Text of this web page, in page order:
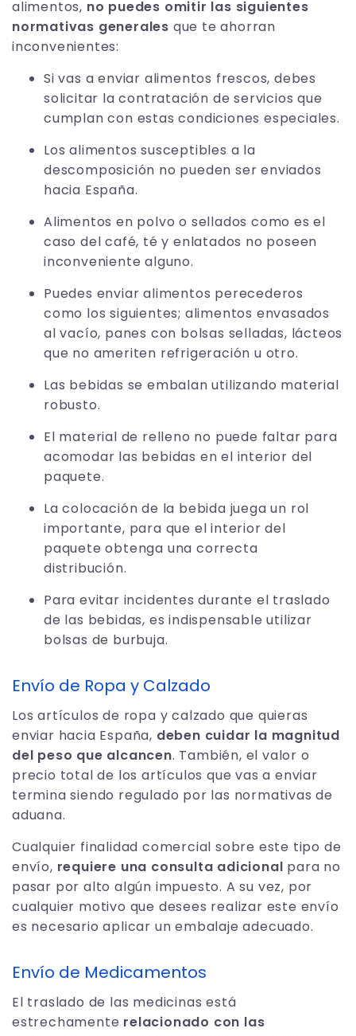
alimentos, no puedes omitir las siguientes
normativas generales que te ahorran
inconvenientes:
Si vas a enviar alimentos frescos, debes
solicitar la contratación de servicios que
cumplan con estas condiciones especiales.
Los alimentos susceptibles a la
descomposición no pueden ser enviados
hacia España.
Alimentos en polvo o sellados como es el
caso del café, té y enlatados no poseen
inconveniente alguno.
Puedes enviar alimentos perecederos
como los siguientes; alimentos envasados
al vacío, panes con bolsas selladas, lácteos
que no ameriten refrigeración u otro.
Las bebidas se embalan utilizando material
robusto.
El material de relleno no puede faltar para
acomodar las bebidas en el interior del
paquete.
La colocación de la bebida juega un rol
importante, para que el interior del
paquete obtenga una correcta
distribución.
Para evitar incidentes durante el traslado
de las bebidas, es indispensable utilizar
bolsas de burbuja.
Envío de Ropa y Calzado
Los artículos de ropa y calzado que quieras
enviar hacia España, deben cuidar la magnitud
del peso que alcancen. También, el valor o
precio total de los artículos que vas a enviar
termina siendo regulado por las normativas de
aduana.
Cualquier finalidad comercial sobre este tipo de
envío, requiere una consulta adicional para no
pasar por alto algún impuesto. A su vez, por
cualquier motivo que desees realizar este envío
es necesario aplicar un embalaje adecuado.
Envío de Medicamentos
El traslado de las medicinas está
estrechamente relacionado con las